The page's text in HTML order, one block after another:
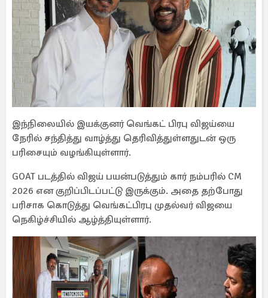
இந்நிலையில் இயக்குனர் வெங்கட் பிரபு விஜய்யை
நேரில் சந்தித்து வாழ்த்து தெரிவித்துள்ளதுடன் ஒரு
பரிசையும் வழங்கியுள்ளார்.
GOAT படத்தில் விஜய் பயன்படுத்தும் கார் நம்பரில் CM
2026 என குறிப்பிடப்பட்டு இருக்கும். அதை தற்போது
பரிசாக கொடுத்து வெங்கட்பிரபு முதல்வர் விஜயை
நெகிழ்ச்சியில் ஆழ்த்தியுள்ளார்.